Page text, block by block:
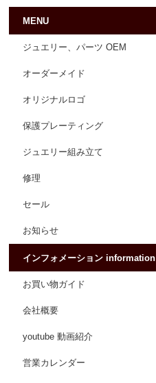
MENU
ジュエリー、パーツ OEM
オーダーメイド
オリジナルロゴ
保護プレーティング
ジュエリー組み立て
修理
セール
お知らせ
インフォメーション information
お買い物ガイド
会社概要
youtube 動画紹介
営業カレンダー